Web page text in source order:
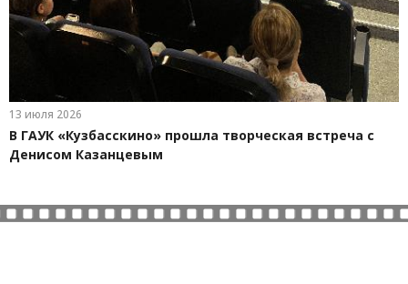
13 июля 2026
В ГАУК «Кузбасскино» прошла творческая встреча с
Денисом Казанцевым